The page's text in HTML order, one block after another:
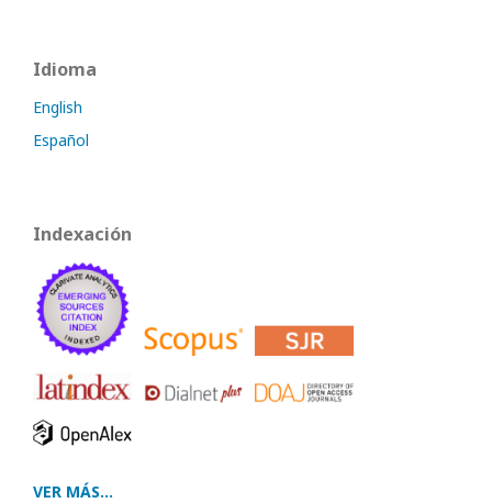
Idioma
English
Español
Indexación
VER MÁS...